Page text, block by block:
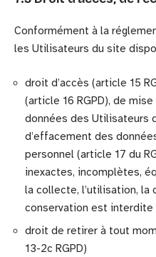
Conformément à la
les Utilisateurs du site
droit d’accès (article 15
(article 16 RGPD), de
données des Utilisateurs
d’effacement des
personnel (article 17 du
inexactes, incomplètes,
la collecte, l’utilisation, la
conservation est interdite
droit de retirer à tout
13-2c RGPD)